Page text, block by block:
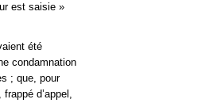
est saisie »
été
condamnation
; que, pour
d’appel,